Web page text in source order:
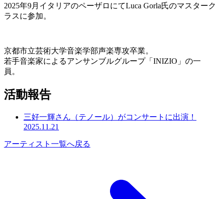
2025年9月イタリアのペーザロにてLuca Gorla氏のマスターク
ラスに参加。
京都市立芸術大学音楽学部声楽専攻卒業。
若手音楽家によるアンサンブルグループ「INIZIO」の一
員。
活動報告
三好一輝さん（テノール）がコンサートに出演！
2025.11.21
アーティスト一覧へ戻る